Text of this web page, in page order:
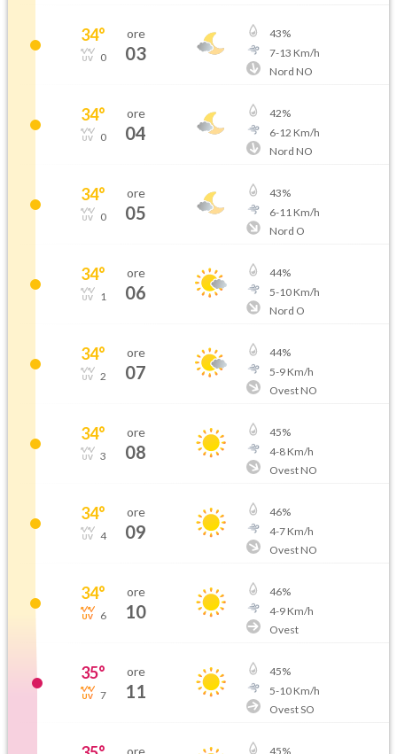
34°
0
ore
03
43%
7-13 Km/h
Nord NO
34°
0
ore
04
42%
6-12 Km/h
Nord NO
34°
0
ore
05
43%
6-11 Km/h
Nord O
34°
1
ore
06
44%
5-10Km/h
Nord O
34°
2
ore
07
44%
5-9Km/h
Ovest NO
34°
3
ore
08
45%
4-8Km/h
Ovest NO
34°
4
ore
09
46%
4-7Km/h
Ovest NO
34°
6
ore
10
46%
4-9Km/h
Ovest
35°
7
ore
11
45%
5-10Km/h
Ovest SO
ore 45%